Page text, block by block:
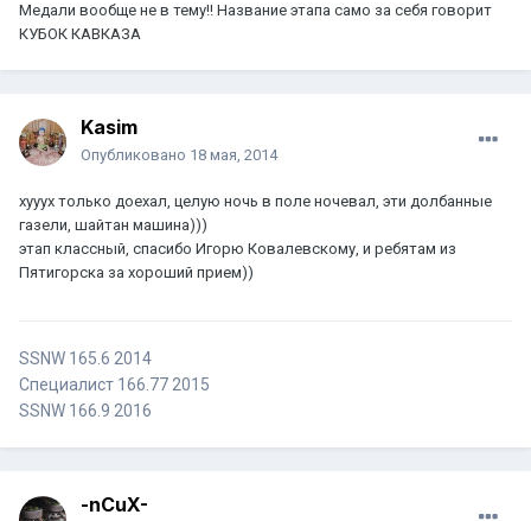
Медали вообще не в тему!! Название этапа само за себя говорит
КУБОК КАВКАЗА
Kasim
Опубликовано 18 мая, 2014
хууух только доехал, целую ночь в поле ночевал, эти долбанные
газели, шайтан машина)))
этап классный, спасибо Игорю Ковалевскому, и ребятам из
Пятигорска за хороший прием))
SSNW 165.6 2014
Специалист 166.77 2015
SSNW 166.9 2016
-nCuX-